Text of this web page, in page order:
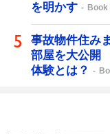
を明かす
Book
事故物件住み
部屋を大公開
体験とは？